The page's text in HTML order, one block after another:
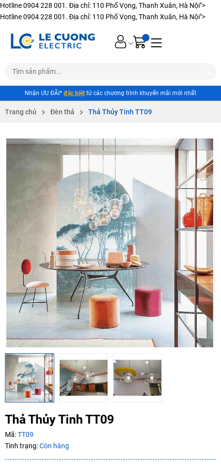
Hotline 0904 228 001. Địa chỉ: 110 Phố Vọng, Thanh Xuân, Hà Nội">
Hotline 0904 228 001. Địa chỉ: 110 Phố Vọng, Thanh Xuân, Hà Nội">
Nhận ƯU ĐÃI* đặc biệt từ các chương trình khuyến mãi mới nhất
Trang chủ Đèn thả Thả Thủy Tinh TT09
Thả Thủy Tinh TT09
Mã:TT09
Tình trạng:Còn hàng
Mã giảm giá:
Ngày hết hạn:
Điều kiện:
Copy mã và nhập mã ở trangTHANH TOÁN